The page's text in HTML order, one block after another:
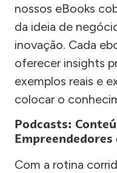
nossos eBooks
da ideia de
inovação. Cada
oferecer insights
exemplos reais e
colocar o
Podcasts:
Com a rotina